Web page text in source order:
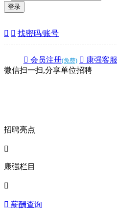
登录
  找密码/账号
 会员注册(免费)  康强客服
微信扫一扫,分享单位招聘
招聘亮点

康强栏目

 薪酬查询